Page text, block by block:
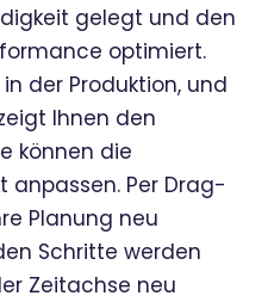
gelegt und den
optimiert.
der Produktion, und
Ihnen den
können die
anpassen. Per Drag-
Planung neu
Schritte werden
Zeitachse neu